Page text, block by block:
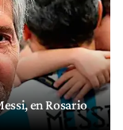
en Rosario